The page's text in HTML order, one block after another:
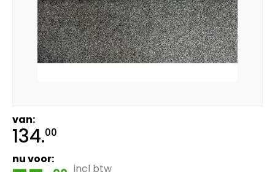
van:
134.00
nu voor:
incl btw